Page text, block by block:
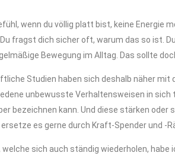
wenn du völlig platt bist, keine Energie
fragst dich sicher oft, warum das so ist.
Bewegung im Alltag. Das sollte
Studien haben sich deshalb näher
unbewusste Verhaltensweisen in
bezeichnen kann. Und diese stärken oder
es gerne durch Kraft-Spender und -
sich auch ständig wiederholen,